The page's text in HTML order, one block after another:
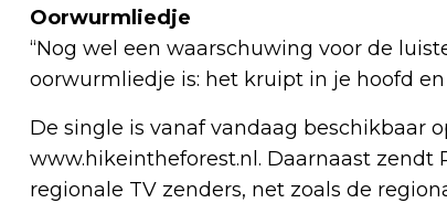
Oorwurmliedje
“Nog wel een waarschuwing voor de
oorwurmliedje is: het kruipt in je hoofd
De single is vanaf vandaag beschikbaar
www.hikeintheforest.nl. Daarnaast zendt
regionale TV zenders, net zoals de